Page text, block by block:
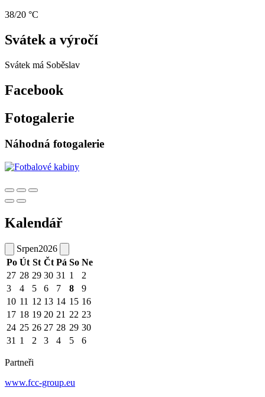
38/20 °C
Svátek a výročí
Svátek má Soběslav
Facebook
Fotogalerie
Náhodná fotogalerie
Kalendář
Srpen2026
Po Út St Čt Pá So Ne
27 28 29 30 31 1
2
3
4 5 6 7 8
9
10 11 12 13 14 15 16
17 18 19 20 21 22 23
24 25 26 27 28 29 30
31 1 2 3 4 5 6
Partneři
www.fcc-group.eu